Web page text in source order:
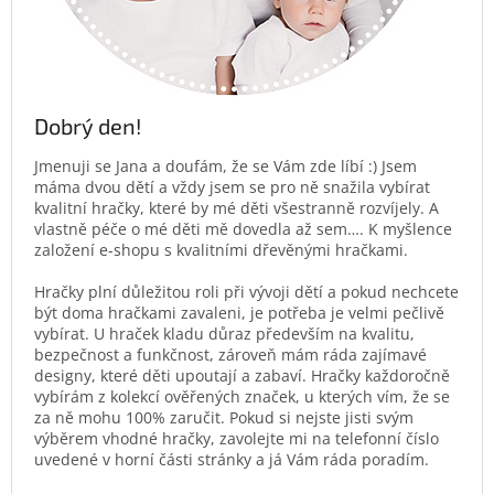
Dobrý den!
Jmenuji se Jana a doufám, že se Vám zde líbí :) Jsem
máma dvou dětí a vždy jsem se pro ně snažila vybírat
kvalitní hračky, které by mé děti všestranně rozvíjely. A
vlastně péče o mé děti mě dovedla až sem…. K myšlence
založení e-shopu s kvalitními dřevěnými hračkami.
Hračky plní důležitou roli při vývoji dětí a pokud nechcete
být doma hračkami zavaleni, je potřeba je velmi pečlivě
vybírat. U hraček kladu důraz především na kvalitu,
bezpečnost a funkčnost, zároveň mám ráda zajímavé
designy, které děti upoutají a zabaví. Hračky každoročně
vybírám z kolekcí ověřených značek, u kterých vím, že se
za ně mohu 100% zaručit. Pokud si nejste jisti svým
výběrem vhodné hračky, zavolejte mi na telefonní číslo
uvedené v horní části stránky a já Vám ráda poradím.